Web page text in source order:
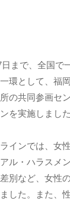
まで、全国で
環として、福
の共同参画セ
を実施しました
インでは、女
ル・ハラスメ
別など、女性
した。また、